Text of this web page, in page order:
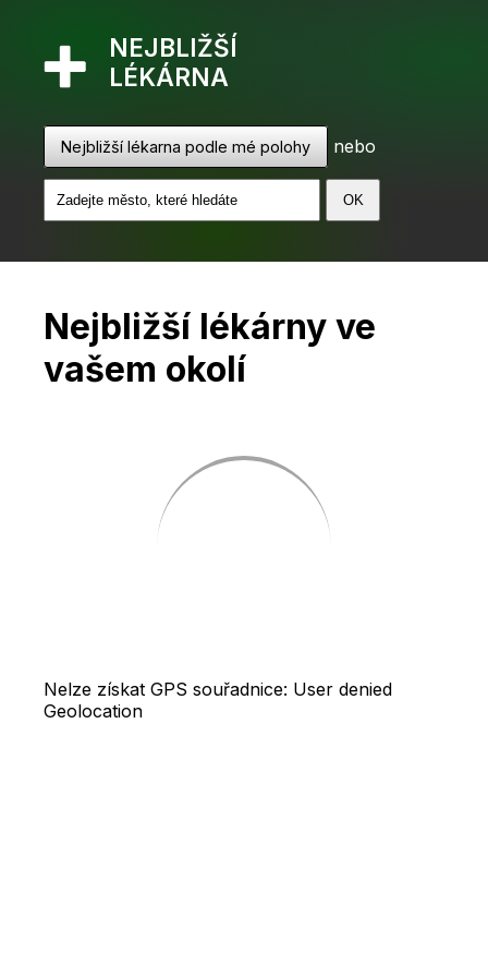
NEJBLIŽŠÍ
LÉKÁRNA
Nejbližší lékarna podle mé polohy nebo
Nejbližší lékárny ve
vašem okolí
Nelze získat GPS souřadnice: User denied
Geolocation